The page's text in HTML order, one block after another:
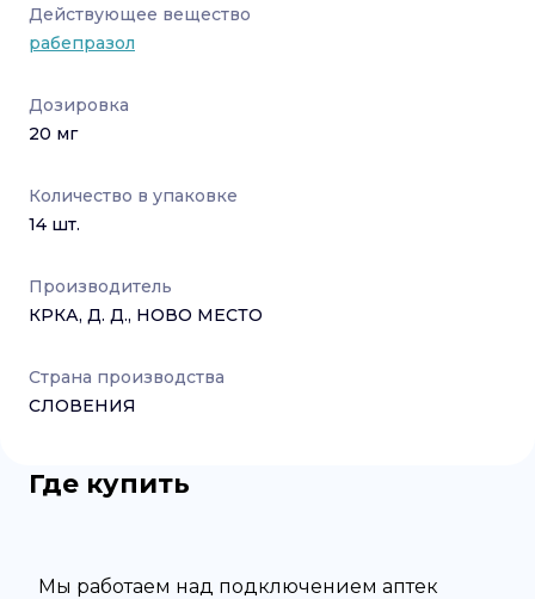
Действующее вещество
рабепразол
Дозировка
20 мг
Количество в упаковке
14 шт.
Производитель
КРКА, Д. Д., НОВО МЕСТО
Страна производства
СЛОВЕНИЯ
Где купить
Мы работаем над подключением аптек